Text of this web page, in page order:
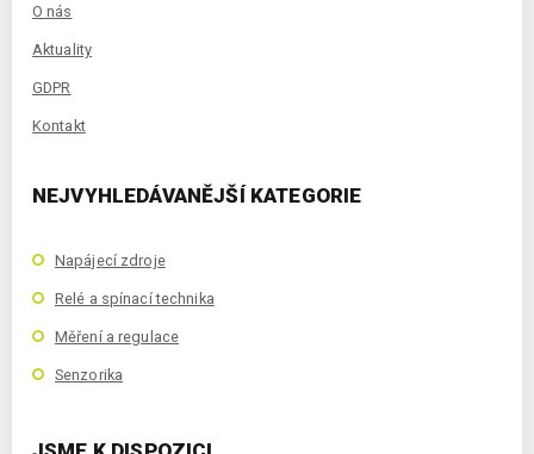
O nás
Aktuality
GDPR
Kontakt
NEJVYHLEDÁVANĚJŠÍ KATEGORIE
Napájecí zdroje
Relé a spínací technika
Měření a regulace
Senzorika